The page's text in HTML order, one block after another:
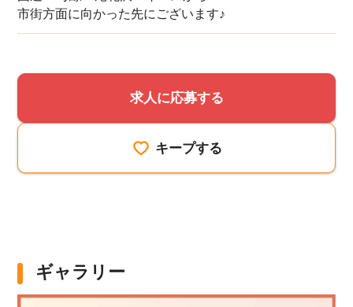
市街方面に向かった先にございます♪
求人に応募する
キープする
ギャラリー
該当件数
他の条件を選択